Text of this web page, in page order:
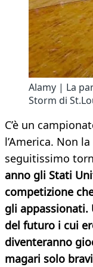
Alamy | La
Storm di
C’è un
l’America. Non
seguitissimo
anno gli Stati
competizione
gli appassionati.
del futuro i cui
diventeranno
magari solo